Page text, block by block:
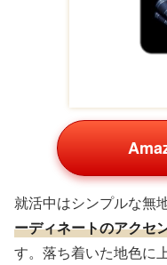
就活中はシンプルな無
ーディネートのアクセ
す。落ち着いた地色に